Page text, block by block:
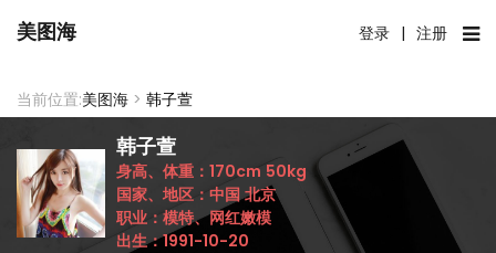
美图海 登录 | 注册
当前位置:美图海 > 韩子萱
韩子萱
身高、体重： 170cm 50kg
国家、地区： 中国 北京
职业： 模特、网红嫩模
出生：1991-10-20